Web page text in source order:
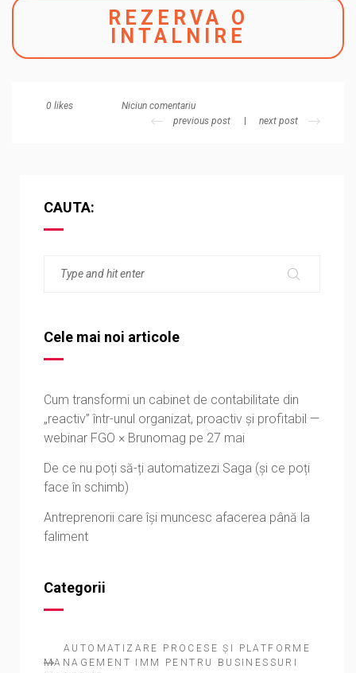
REZERVA O
INTALNIRE
0 likes
Niciun comentariu
previous post
next post
CAUTA:
Cele mai noi articole
Cum transformi un cabinet de contabilitate din
„reactiv” într-unul organizat, proactiv și profitabil —
webinar FGO × Brunomag pe 27 mai
De ce nu poți să-ți automatizezi Saga (și ce poți
face în schimb)
Antreprenorii care își muncesc afacerea până la
faliment
Categorii
AUTOMATIZARE PROCESE ȘI PLATFORME
MANAGEMENT IMM PENTRU BUSINESSURI